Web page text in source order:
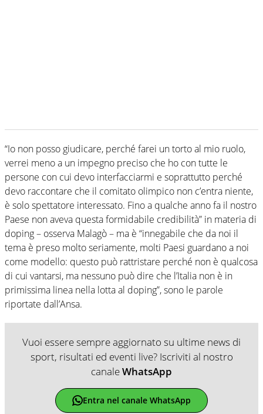
“Io non posso giudicare, perché farei un torto al mio ruolo,
verrei meno a un impegno preciso che ho con tutte le
persone con cui devo interfacciarmi e soprattutto perché
devo raccontare che il comitato olimpico non c’entra niente,
è solo spettatore interessato. Fino a qualche anno fa il nostro
Paese non aveva questa formidabile credibilità” in materia di
doping – osserva Malagò – ma è “innegabile che da noi il
tema è preso molto seriamente, molti Paesi guardano a noi
come modello: questo può rattristare perché non è qualcosa
di cui vantarsi, ma nessuno può dire che l’Italia non è in
primissima linea nella lotta al doping”, sono le parole
riportate dall’Ansa.
Vuoi essere sempre aggiornato su ultime news di
sport, risultati ed eventi live? Iscriviti al nostro
canaleWhatsApp
Entra nel canale WhatsApp